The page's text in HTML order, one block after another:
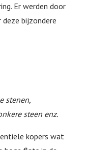
Er werden door
bijzondere
stenen,
steen enz.
kopers wat